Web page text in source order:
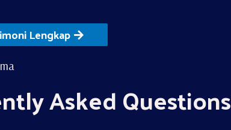
Lengkap
Asked Questions